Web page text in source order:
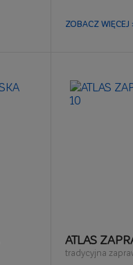
ZOBACZ WIĘCEJ
ATLAS
tradycyjna